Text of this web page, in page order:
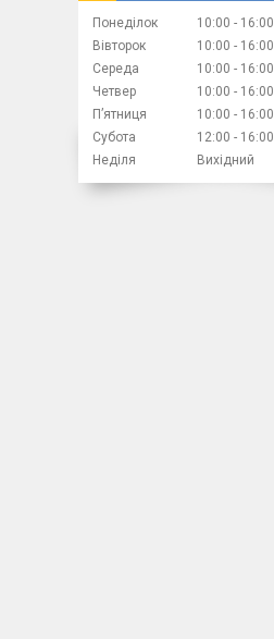
Понеділок 10:00
16:00
Вівторок
10:00
16:00
Середа
10:00
16:00
Четвер
10:00
16:00
Пʼятниця
10:00
16:00
Субота
12:00
16:00
Неділя
Вихідний